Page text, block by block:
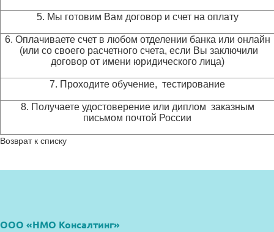
5. Мы готовим Вам договор и счет на оплату
6. Оплачиваете счет в любом отделении банка или онлайн
(или со своего расчетного счета, если Вы заключили
договор от имени юридического лица)
7. Проходите обучение, тестирование
8. Получаете удостоверение или диплом заказным
письмом почтой России
Возврат к списку
ООО «НМО Консалтинг»